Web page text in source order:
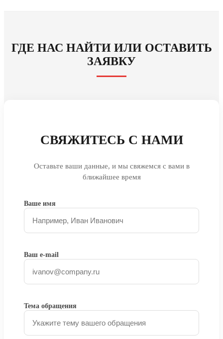
ГДЕ НАС НАЙТИ ИЛИ ОСТАВИТЬ
ЗАЯВКУ
СВЯЖИТЕСЬ С НАМИ
Оставьте ваши данные, и мы свяжемся с вами в
ближайшее время
Ваше имя
Ваш e-mail
Тема обращения